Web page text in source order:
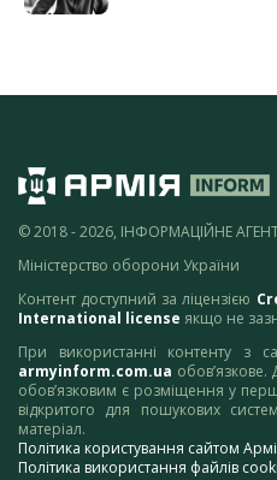
© 2018 - 2026, ІНФОРМАЦІЙНЕ
Міністерство оборони України
Контент доступний за ліцензією
International license якщо не
При використанні контенту з
armyinform.com.ua обов’язкове.
обов’язковим є розміщення у
відкритого для пошукових
матеріал.
Політика користування сайтом
Політика використання файлів